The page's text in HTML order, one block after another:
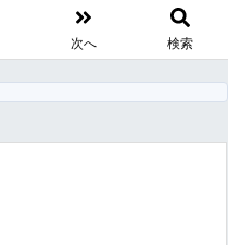
次へ 検索